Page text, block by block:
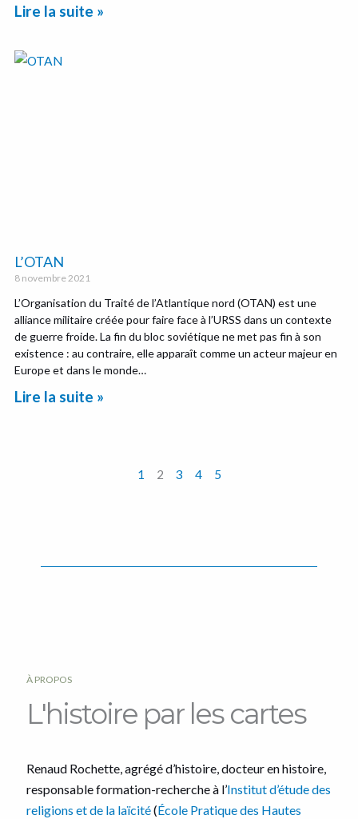
Lire la suite »
L’OTAN
8 novembre 2021
L’Organisation du Traité de l’Atlantique nord (OTAN) est une
alliance militaire créée pour faire face à l’URSS dans un contexte
de guerre froide. La fin du bloc soviétique ne met pas fin à son
existence : au contraire, elle apparaît comme un acteur majeur en
Europe et dans le monde…
Lire la suite »
1 2 3 4 5
À PROPOS
L'histoire par les cartes
Renaud Rochette, agrégé d’histoire, docteur en histoire,
responsable formation-recherche à l’Institut d’étude des
religions et de la laïcité(École Pratique des Hautes